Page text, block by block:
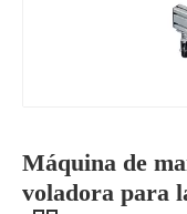
Máquina de
voladora para